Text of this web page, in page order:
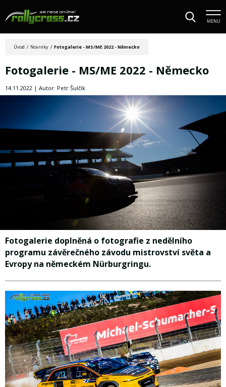
MENU
Úvod / Novinky / Fotogalerie - MS/ME 2022 - Německo
Fotogalerie - MS/ME 2022 - Německo
14.11.2022 | Autor: Petr Šulčík
Fotogalerie doplněná o fotografie z nedělního
programu závěrečného závodu mistrovství světa a
Evropy na německém Nürburgringu.